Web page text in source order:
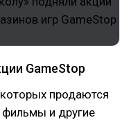
GameStop
продаются
фильмы и другие